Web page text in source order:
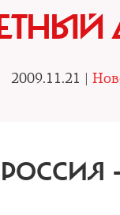
2009.11.21 |